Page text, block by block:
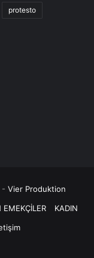
protesto
- Vier Produktion
KADIN